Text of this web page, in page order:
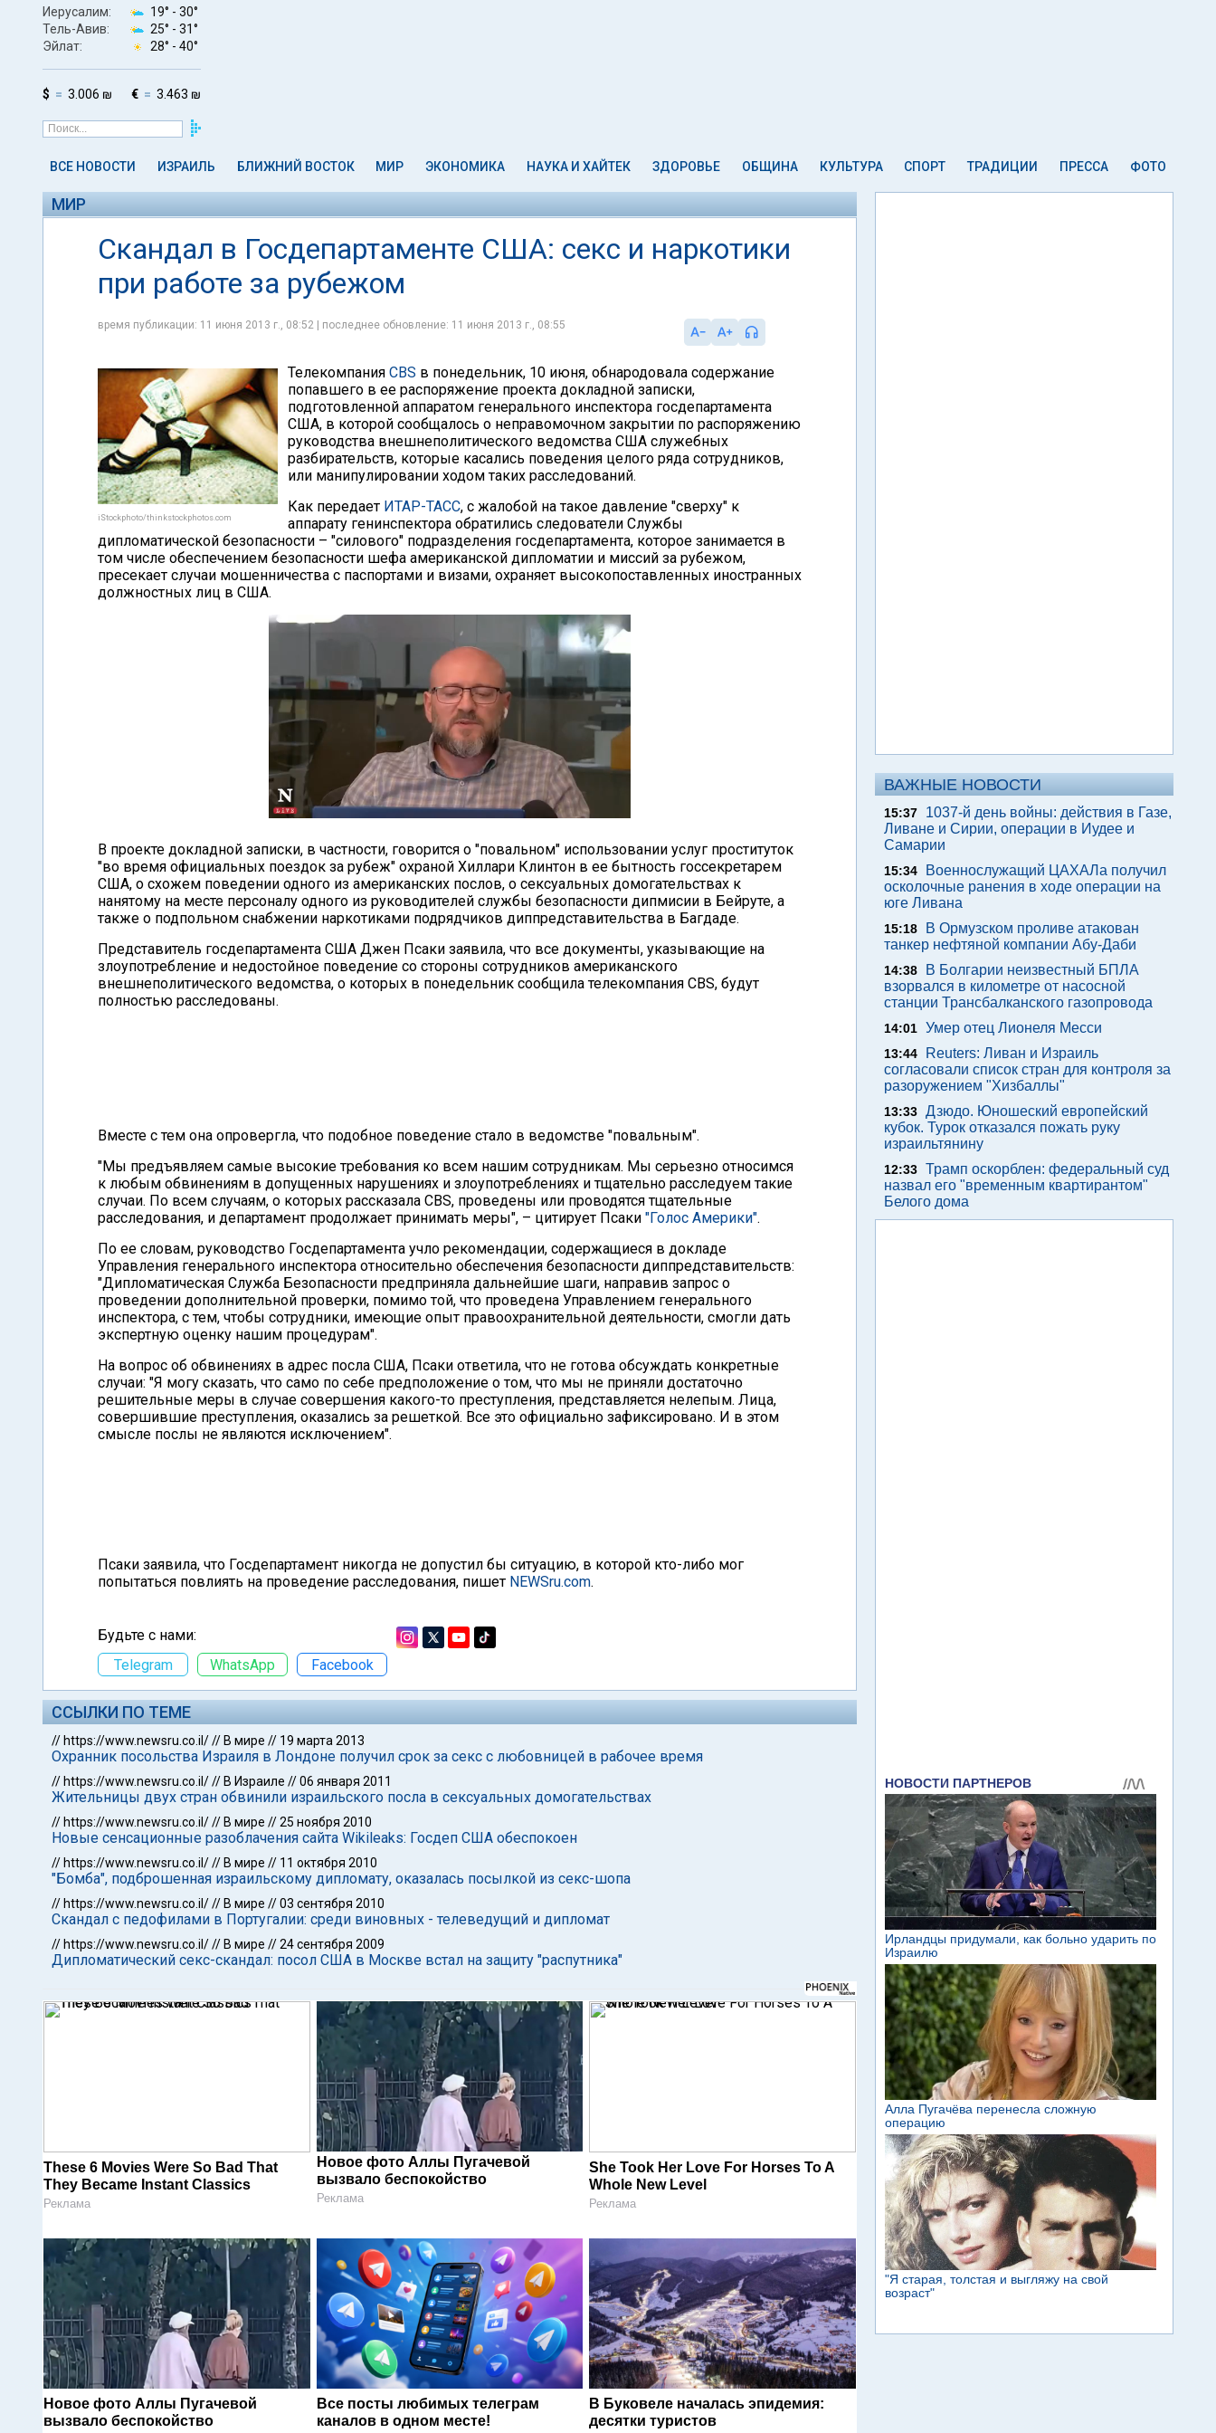
Иерусалим: 19° - 30°
Тель-Авив:
25° - 31°
Эйлат:
28° - 40°
$ 3.006 ₪ € 3.463 ₪
ВСЕ НОВОСТИ ИЗРАИЛЬ БЛИЖНИЙ ВОСТОК МИР ЭКОНОМИКА НАУКА И ХАЙТЕК ЗДОРОВЬЕ ОБЩИНА КУЛЬТУРА СПОРТ ТРАДИЦИИ ПРЕССА ФОТО
МИР
Скандал в Госдепартаменте США: секс и наркотики
при работе за рубежом
время публикации: 11 июня 2013 г., 08:52 | последнее обновление: 11 июня 2013 г., 08:55
iStockphoto/thinkstockphotos.com
Телекомпания CBS в понедельник, 10 июня, обнародовала содержание
попавшего в ее распоряжение проекта докладной записки,
подготовленной аппаратом генерального инспектора госдепартамента
США, в которой сообщалось о неправомочном закрытии по распоряжению
руководства внешнеполитического ведомства США служебных
разбирательств, которые касались поведения целого ряда сотрудников,
или манипулировании ходом таких расследований.
Как передает ИТАР-ТАСС, с жалобой на такое давление "сверху" к
аппарату генинспектора обратились следователи Службы
дипломатической безопасности – "силового" подразделения госдепартамента, которое занимается в
том числе обеспечением безопасности шефа американской дипломатии и миссий за рубежом,
пресекает случаи мошенничества с паспортами и визами, охраняет высокопоставленных иностранных
должностных лиц в США.
В проекте докладной записки, в частности, говорится о "повальном" использовании услуг проституток
"во время официальных поездок за рубеж" охраной Хиллари Клинтон в ее бытность госсекретарем
США, о схожем поведении одного из американских послов, о сексуальных домогательствах к
нанятому на месте персоналу одного из руководителей службы безопасности дипмисии в Бейруте, а
также о подпольном снабжении наркотиками подрядчиков диппредставительства в Багдаде.
Представитель госдепартамента США Джен Псаки заявила, что все документы, указывающие на
злоупотребление и недостойное поведение со стороны сотрудников американского
внешнеполитического ведомства, о которых в понедельник сообщила телекомпания CBS, будут
полностью расследованы.
Вместе с тем она опровергла, что подобное поведение стало в ведомстве "повальным".
"Мы предъявляем самые высокие требования ко всем нашим сотрудникам. Мы серьезно относимся
к любым обвинениям в допущенных нарушениях и злоупотреблениях и тщательно расследуем такие
случаи. По всем случаям, о которых рассказала CBS, проведены или проводятся тщательные
расследования, и департамент продолжает принимать меры", – цитирует Псаки "Голос Америки".
По ее словам, руководство Госдепартамента учло рекомендации, содержащиеся в докладе
Управления генерального инспектора относительно обеспечения безопасности диппредставительств:
"Дипломатическая Служба Безопасности предприняла дальнейшие шаги, направив запрос о
проведении дополнительной проверки, помимо той, что проведена Управлением генерального
инспектора, с тем, чтобы сотрудники, имеющие опыт правоохранительной деятельности, смогли дать
экспертную оценку нашим процедурам".
На вопрос об обвинениях в адрес посла США, Псаки ответила, что не готова обсуждать конкретные
случаи: "Я могу сказать, что само по себе предположение о том, что мы не приняли достаточно
решительные меры в случае совершения какого-то преступления, представляется нелепым. Лица,
совершившие преступления, оказались за решеткой. Все это официально зафиксировано. И в этом
смысле послы не являются исключением".
Псаки заявила, что Госдепартамент никогда не допустил бы ситуацию, в которой кто-либо мог
попытаться повлиять на проведение расследования, пишет NEWSru.com.
Будьте с нами:
Telegram
WhatsApp Facebook
ССЫЛКИ ПО ТЕМЕ
// https://www.newsru.co.il/// В мире // 19 марта 2013
Охранник посольства Израиля в Лондоне получил срок за секс с любовницей в рабочее время
// https://www.newsru.co.il/// В Израиле //06 января 2011
Жительницы двух стран обвинили израильского посла в сексуальных домогательствах
// https://www.newsru.co.il/// В мире //25 ноября 2010
Новые сенсационные разоблачения сайта Wikileaks: Госдеп США обеспокоен
// https://www.newsru.co.il/// В мире // 11 октября 2010
"Бомба", подброшенная израильскому дипломату, оказалась посылкой из секс-шопа
// https://www.newsru.co.il/// В мире //03 сентября 2010
Скандал с педофилами в Португалии: среди виновных - телеведущий и дипломат
// https://www.newsru.co.il/// В мире //24 сентября 2009
Дипломатический секс-скандал: посол США в Москве встал на защиту "распутника"
These 6 Movies Were So Bad That
They Became Instant Classics
Реклама
Новое фото Аллы Пугачевой
вызвало беспокойство
Реклама
She Took Her Love For Horses To A
Whole New Level
Реклама
Новое фото Аллы Пугачевой
вызвало беспокойство
Все посты любимых телеграм
каналов в одном месте!
В Буковеле началась эпидемия:
десятки туристов
ВАЖНЫЕ НОВОСТИ
15:37
1037-й день войны: действия в Газе,
Ливане и Сирии, операции в Иудее и
Самарии
15:34
Военнослужащий ЦАХАЛа получил
осколочные ранения в ходе операции на
юге Ливана
15:18
В Ормузском проливе атакован
танкер нефтяной компании Абу-Даби
14:38
В Болгарии неизвестный БПЛА
взорвался в километре от насосной
станции Трансбалканского газопровода
14:01 Умер отец Лионеля Месси
13:44
Reuters: Ливан и Израиль
согласовали список стран для контроля за
разоружением "Хизбаллы"
13:33 Дзюдо. Юношеский европейский
кубок. Турок отказался пожать руку
израильтянину
12:33 Трамп оскорблен: федеральный суд
назвал его "временным квартирантом"
Белого дома